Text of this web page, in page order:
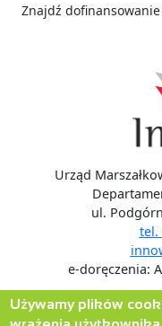
Znajdź dofinansowanie
Urząd
ul.
tel.
e-doręczenia:
Używamy plików